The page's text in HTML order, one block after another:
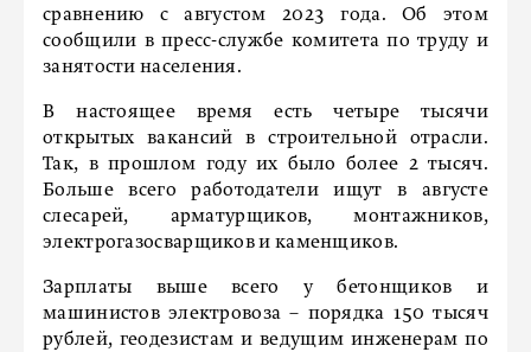
сравнению с августом 2023 года. Об этом
сообщили в пресс-службе комитета по труду и
занятости населения.
В настоящее время есть четыре тысячи
открытых вакансий в строительной отрасли.
Так, в прошлом году их было более 2 тысяч.
Больше всего работодатели ищут в августе
слесарей, арматурщиков, монтажников,
электрогазосварщиков и каменщиков.
Зарплаты выше всего у бетонщиков и
машинистов электровоза – порядка 150 тысяч
рублей, геодезистам и ведущим инженерам по